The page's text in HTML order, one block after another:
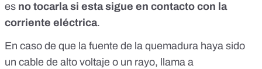
es no tocarla si esta sigue en contacto con la
corriente eléctrica.
En caso de que la fuente de la quemadura haya sido
un cable de alto voltaje o un rayo, llama a